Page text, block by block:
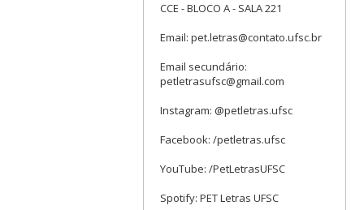
CCE - BLOCO A - SALA 221
Email: pet.letras@contato.ufsc.br
Email secundário:
petletrasufsc@gmail.com
Instagram: @petletras.ufsc
Facebook: /petletras.ufsc
YouTube: /PetLetrasUFSC
Spotify: PET Letras UFSC